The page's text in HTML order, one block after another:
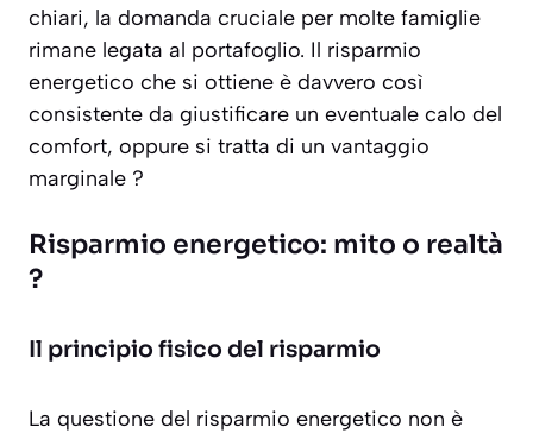
chiari, la domanda cruciale per molte famiglie
rimane legata al portafoglio. Il risparmio
energetico che si ottiene è davvero così
consistente da giustificare un eventuale calo del
comfort, oppure si tratta di un vantaggio
marginale ?
Risparmio energetico: mito o realtà
?
Il principio fisico del risparmio
La questione del risparmio energetico non è